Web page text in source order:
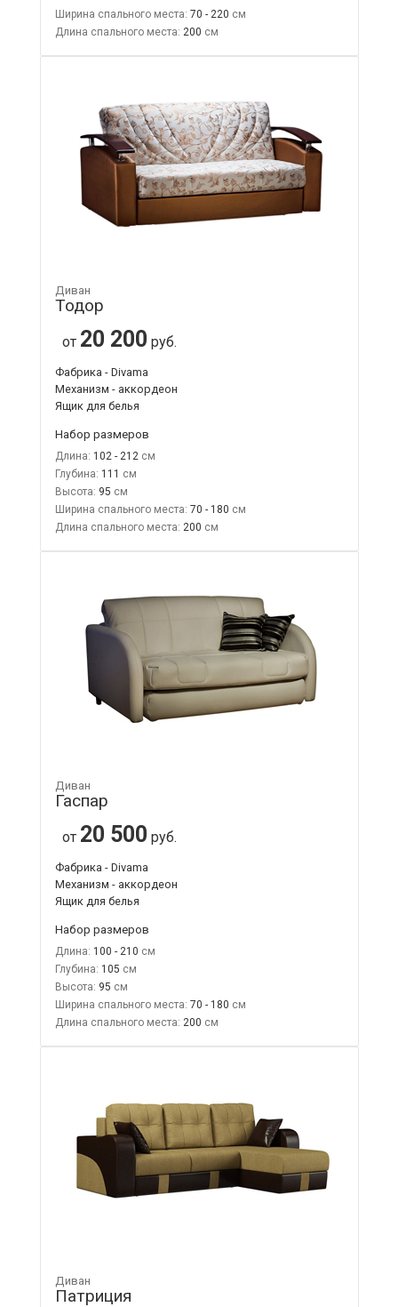
Ширина спального места: 70 - 220
Длина спального места: 200
Диван
Тодор
от 20 200 руб.
Фабрика - Divama
Механизм - аккордеон
Ящик для белья
Набор размеров
Длина: 102 - 212
Глубина: 111
Высота: 95
Ширина спального места: 70 - 180
Длина спального места: 200
Диван
Гаспар
от 20 500 руб.
Фабрика - Divama
Механизм - аккордеон
Ящик для белья
Набор размеров
Длина: 100 - 210
Глубина: 105
Высота: 95
Ширина спального места: 70 - 180
Длина спального места: 200
Диван
Патриция